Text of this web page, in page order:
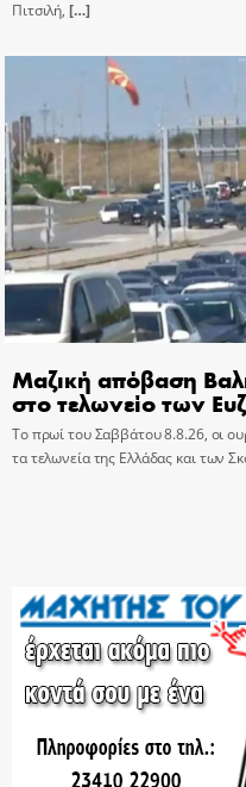
Πιτσιλή, […]
Μαζική απόβαση
στο τελωνείο των
Το πρωί του Σαββάτου 8.8.26, οι
τα τελωνεία της Ελλάδας και των